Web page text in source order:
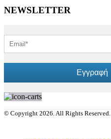
NEWSLETTER
Εγγραφή
© Copyright 2026. All Rights Reserved.